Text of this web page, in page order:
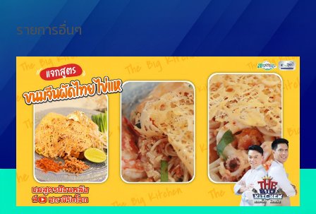
รายการอื่นๆ